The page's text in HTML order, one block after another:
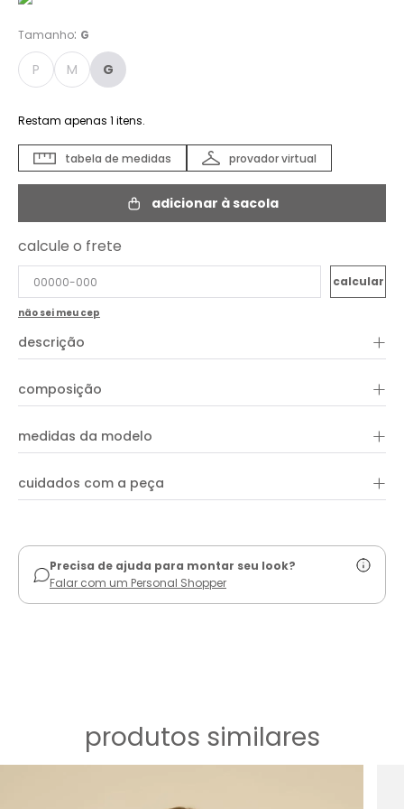
Tamanho: G
P M G
Restam apenas 1 itens.
provador virtual
tabela de medidas
adicionar à sacola
calcule o frete
não sei meu cep
descrição +
composição +
medidas da modelo +
cuidados com a peça +
Precisa de ajuda para montar seu look?
Falar com um Personal Shopper
produtos similares